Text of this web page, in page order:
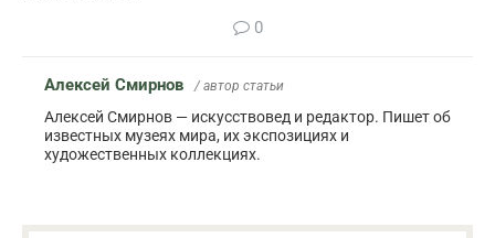
0
Алексей Смирнов / автор статьи
Алексей Смирнов — искусствовед и редактор. Пишет об
известных музеях мира, их экспозициях и
художественных коллекциях.